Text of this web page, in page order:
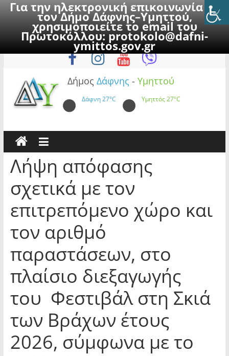
Για την ηλεκτρονική επικοινωνία με
τον Δήμο Δάφνης–Υμηττού,
χρησιμοποιείτε το email του
Πρωτοκόλλου:protokolo@dafni-
ymittos.gov.gr
to
Δευτέρα, 10 Αυγούστου 2026
Δήμος Δάφνης - Υμηττού
Δάφνη27°C Υμηττός27°C
Λήψη απόφασης
σχετικά με τον
επιτρεπόμενο χώρο και
τον αριθμό
παραστάσεων, στο
πλαίσιο διεξαγωγής
του Φεστιβάλ στη Σκιά
των Βράχων έτους
2026, σύμφωνα με το